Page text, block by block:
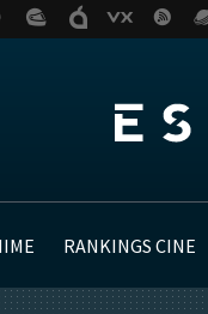
RANKINGS CINE